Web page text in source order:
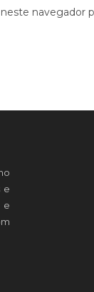
navegador
e
e